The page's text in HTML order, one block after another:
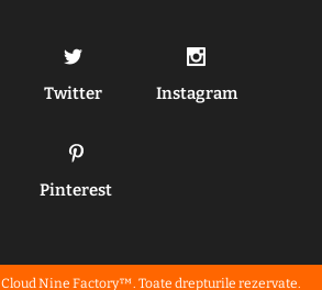
Twitter Instagram
Pinterest
Cloud Nine Factory™. Toate drepturile rezervate.